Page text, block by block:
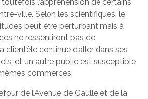
l’appréhension de certains
ville. Selon les scientifiques, le
peut être perturbant mais à
ne ressentiront pas de
clientèle continue d’aller dans ses
et un autre public est susceptible
commerces.
de l’Avenue de Gaulle et de la